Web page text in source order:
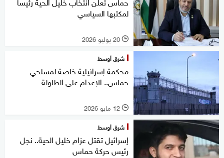
لمكتبها السياسي
l 20 يوليو 2026
شرق أوسط
محكمة إسرائيلية خاصة لمسلحي
حماس.. الإعدام على الطاولة
l 12 مايو 2026
شرق أوسط
إسرائيل تقتل عزام خليل الحية.. نجل
رئيس حركة حماس